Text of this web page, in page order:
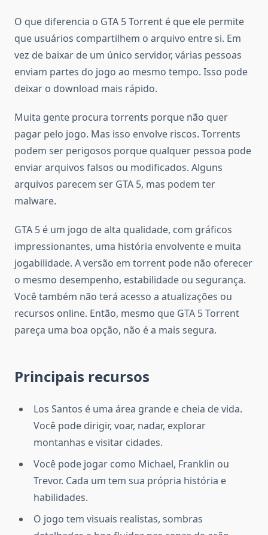
O que diferencia o GTA 5 Torrent é que ele permite
que usuários compartilhem o arquivo entre si. Em
vez de baixar de um único servidor, várias pessoas
enviam partes do jogo ao mesmo tempo. Isso pode
deixar o download mais rápido.
Muita gente procura torrents porque não quer
pagar pelo jogo. Mas isso envolve riscos. Torrents
podem ser perigosos porque qualquer pessoa pode
enviar arquivos falsos ou modificados. Alguns
arquivos parecem ser GTA 5, mas podem ter
malware.
GTA 5 é um jogo de alta qualidade, com gráficos
impressionantes, uma história envolvente e muita
jogabilidade. A versão em torrent pode não oferecer
o mesmo desempenho, estabilidade ou segurança.
Você também não terá acesso a atualizações ou
recursos online. Então, mesmo que GTA 5 Torrent
pareça uma boa opção, não é a mais segura.
Principais recursos
Los Santos é uma área grande e cheia de vida.
Você pode dirigir, voar, nadar, explorar
montanhas e visitar cidades.
Você pode jogar como Michael, Franklin ou
Trevor. Cada um tem sua própria história e
habilidades.
O jogo tem visuais realistas, sombras